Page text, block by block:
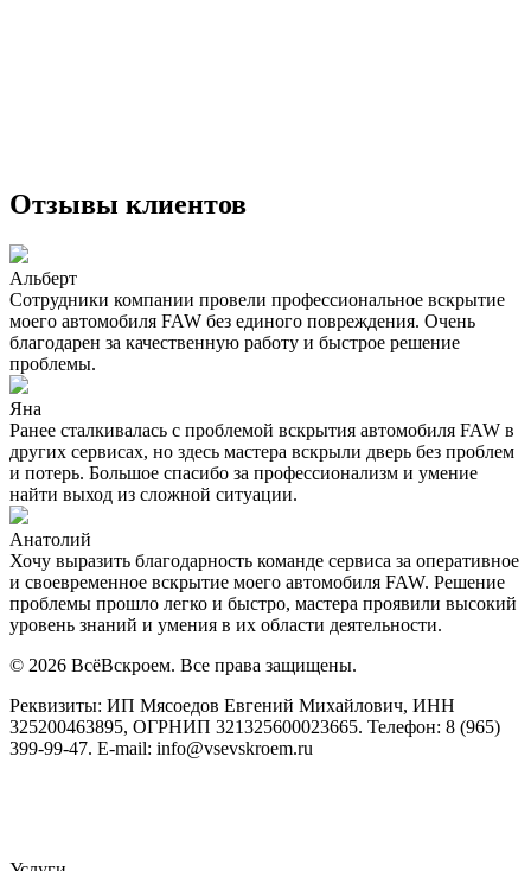
Отзывы клиентов
Альберт
Сотрудники компании провели профессиональное вскрытие
моего автомобиля FAW без единого повреждения. Очень
благодарен за качественную работу и быстрое решение
проблемы.
Яна
Ранее сталкивалась с проблемой вскрытия автомобиля FAW в
других сервисах, но здесь мастера вскрыли дверь без проблем
и потерь. Большое спасибо за профессионализм и умение
найти выход из сложной ситуации.
Анатолий
Хочу выразить благодарность команде сервиса за оперативное
и своевременное вскрытие моего автомобиля FAW. Решение
проблемы прошло легко и быстро, мастера проявили высокий
уровень знаний и умения в их области деятельности.
© 2026 ВсёВскроем. Все права защищены.
Реквизиты: ИП Мясоедов Евгений Михайлович, ИНН
325200463895, ОГРНИП 321325600023665. Телефон: 8 (965)
399-99-47. E-mail: info@vsevskroem.ru